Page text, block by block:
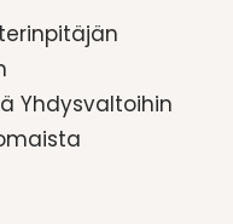
Yhdysvaltoihin